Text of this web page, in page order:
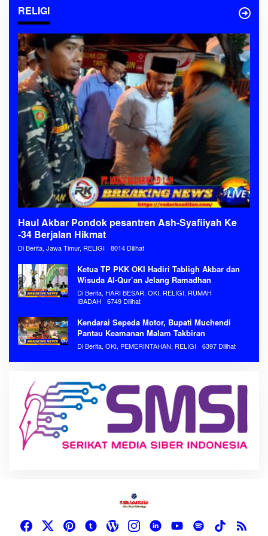
RELIGI
Haul Akbar Pondok pesantren Ash-Syafiiyah Ke
-34 Berjalan Hikmat
Di Berita, Jawa Timur, RELIGI 8014 Dilihat
Ketua TP PKK OKI Hadiri Tabligh Akbar dan
Wisuda Al-Qur’an Jelang Ramadhan
Di Berita, HARI BESAR, OKI, RELIGI, RUMAH
IBADAH
6749 Dilihat
Kendarai Sepeda Motor, Bupati Muchendi
Pantau Keamanan Malam Takbiran
Di Berita, OKI, PEMERINTAHAN, RELIGI 6397 Dilihat